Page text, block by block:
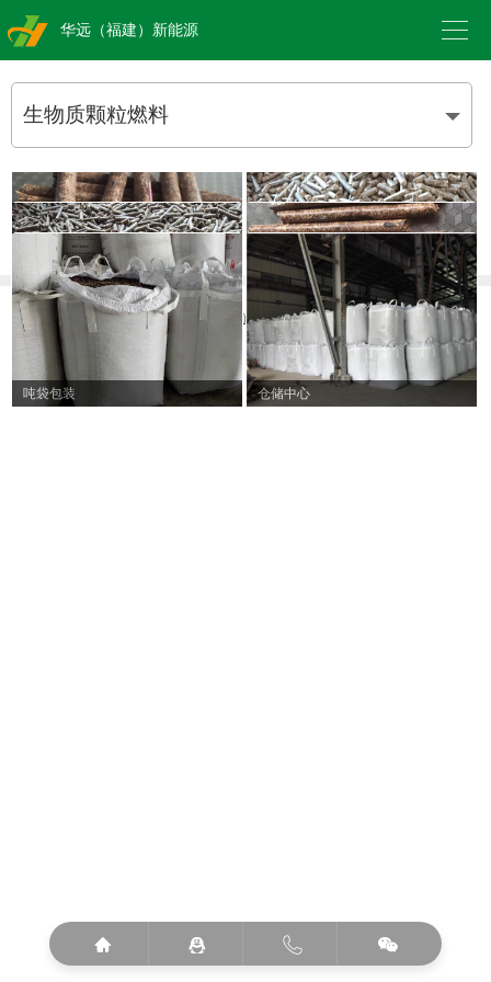
华远（福建）新能源 
生物质颗粒燃料
G1 生物质颗粒燃料
G1 生物质颗粒燃料
G1 生物质颗粒燃料
G1 生物质颗粒燃料
吨袋包装 仓储中心
   
Copyright © 2019 华远（福建）新能源科技有限公司 版权所有
万美云计算